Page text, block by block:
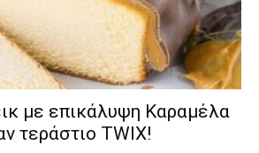
με επικάλυψη Kαραμέλα
τεράστιο TWIX!